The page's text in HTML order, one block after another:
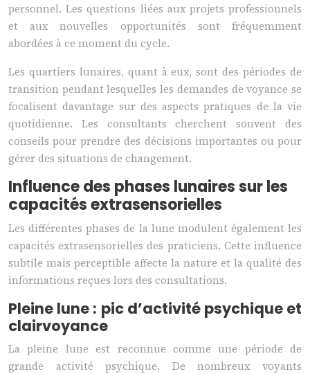
personnel. Les questions liées aux projets professionnels
et aux nouvelles opportunités sont fréquemment
abordées à ce moment du cycle.
Les quartiers lunaires, quant à eux, sont des périodes de
transition pendant lesquelles les demandes de voyance se
focalisent davantage sur des aspects pratiques de la vie
quotidienne. Les consultants cherchent souvent des
conseils pour prendre des décisions importantes ou pour
gérer des situations de changement.
Influence des phases lunaires sur les
capacités extrasensorielles
Les différentes phases de la lune modulent également les
capacités extrasensorielles des praticiens. Cette influence
subtile mais perceptible affecte la nature et la qualité des
informations reçues lors des consultations.
Pleine lune : pic d’activité psychique et
clairvoyance
La pleine lune est reconnue comme une période de
grande activité psychique. De nombreux voyants